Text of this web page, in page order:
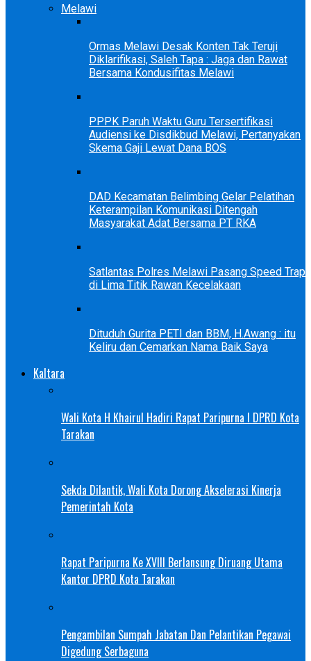
Melawi
Ormas Melawi Desak Konten Tak Teruji
Diklarifikasi, Saleh Tapa : Jaga dan Rawat
Bersama Kondusifitas Melawi
PPPK Paruh Waktu Guru Tersertifikasi
Audiensi ke Disdikbud Melawi, Pertanyakan
Skema Gaji Lewat Dana BOS
DAD Kecamatan Belimbing Gelar Pelatihan
Keterampilan Komunikasi Ditengah
Masyarakat Adat Bersama PT RKA
Satlantas Polres Melawi Pasang Speed Trap
di Lima Titik Rawan Kecelakaan
Dituduh Gurita PETI dan BBM, H.Awang : itu
Keliru dan Cemarkan Nama Baik Saya
Kaltara
Wali Kota H Khairul Hadiri Rapat Paripurna I DPRD Kota
Tarakan
Sekda Dilantik, Wali Kota Dorong Akselerasi Kinerja
Pemerintah Kota
Rapat Paripurna Ke XVIII Berlansung Diruang Utama
Kantor DPRD Kota Tarakan
Pengambilan Sumpah Jabatan Dan Pelantikan Pegawai
Digedung Serbaguna